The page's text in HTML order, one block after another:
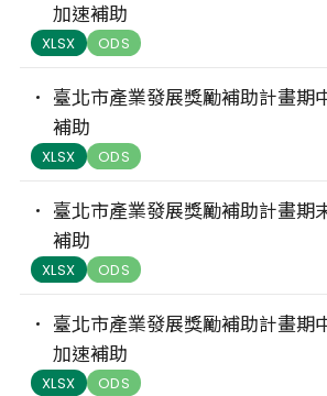
加速補助
XLSX ODS
臺北市產業發展獎勵補助計畫期
補助
XLSX ODS
臺北市產業發展獎勵補助計畫期
補助
XLSX ODS
臺北市產業發展獎勵補助計畫期
加速補助
XLSX ODS